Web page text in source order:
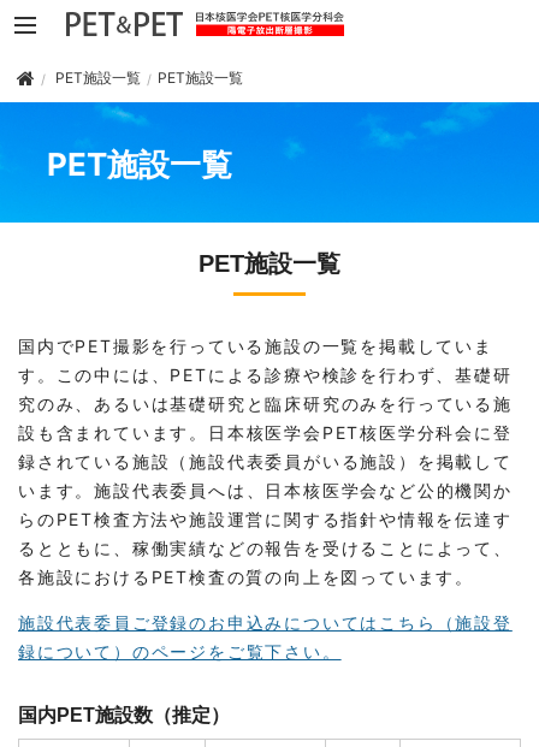
PET施設一覧 PET施設一覧
PET施設一覧
PET施設一覧
国内でPET撮影を行っている施設の一覧を掲載していま
す。この中には、PETによる診療や検診を行わず、基礎研
究のみ、あるいは基礎研究と臨床研究のみを行っている施
設も含まれています。日本核医学会PET核医学分科会に登
録されている施設（施設代表委員がいる施設）を掲載して
います。施設代表委員へは、日本核医学会など公的機関か
らのPET検査方法や施設運営に関する指針や情報を伝達す
るとともに、稼働実績などの報告を受けることによって、
各施設におけるPET検査の質の向上を図っています。
施設代表委員ご登録のお申込みについてはこちら（施設登
録について）のページをご覧下さい。
国内PET施設数（推定）